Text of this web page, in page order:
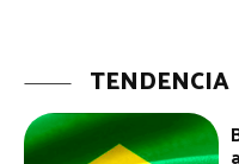
TENDENCIA